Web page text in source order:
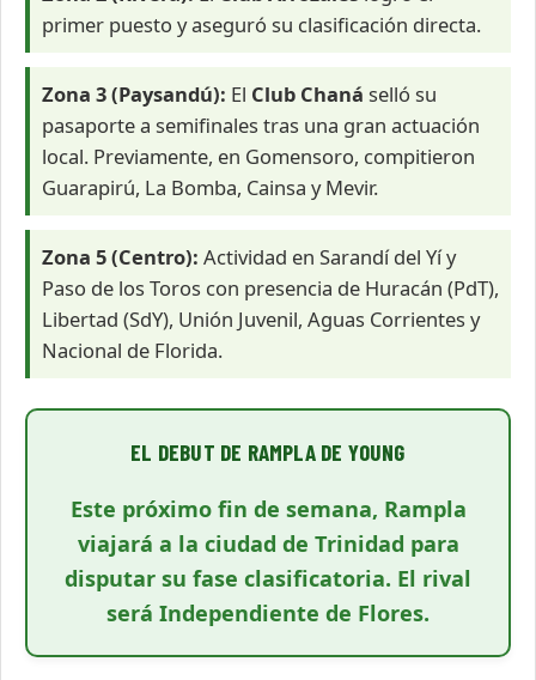
primer puesto y aseguró su clasificación directa.
Zona 3 (Paysandú): El Club Chaná selló su
pasaporte a semifinales tras una gran actuación
local. Previamente, en Gomensoro, compitieron
Guarapirú, La Bomba, Cainsa y Mevir.
Zona 5 (Centro): Actividad en Sarandí del Yí y
Paso de los Toros con presencia de Huracán (PdT),
Libertad (SdY), Unión Juvenil, Aguas Corrientes y
Nacional de Florida.
EL DEBUT DE RAMPLA DE YOUNG
Este próximo fin de semana, Rampla
viajará a la ciudad de Trinidad para
disputar su fase clasificatoria. El rival
será Independiente de Flores.